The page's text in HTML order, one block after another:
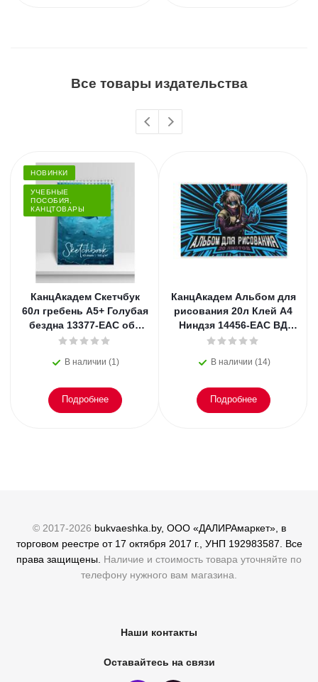
Все товары издательства
НОВИНКИ
УЧЕБНЫЕ
ПОСОБИЯ,
КАНЦТОВАРЫ
КанцАкадем Скетчбук
60л гребень А5+ Голубая
бездна 13377-EAC обл
БЦ мат лам 160г
В наличии (1)
Подробнее
КанцАкадем Альбом для
рисования 20л Клей А4
Ниндзя 14456-EAC ВД
лак
В наличии (14)
Подробнее
© 2017-2026 bukvaeshka.by, ООО «ДАЛИРАмаркет», в
торговом реестре от 17 октября 2017 г., УНП 192983587. Все
права защищены. Наличие и стоимость товара уточняйте по
телефону нужного вам магазина.
Наши контакты
Оставайтесь на связи